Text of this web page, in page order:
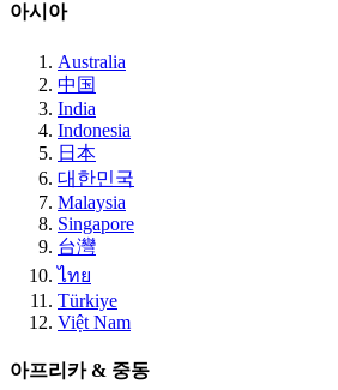
아시아
Australia
中国
India
Indonesia
日本
대한민국
Malaysia
Singapore
台灣
ไทย
Türkiye
Việt Nam
아프리카 & 중동